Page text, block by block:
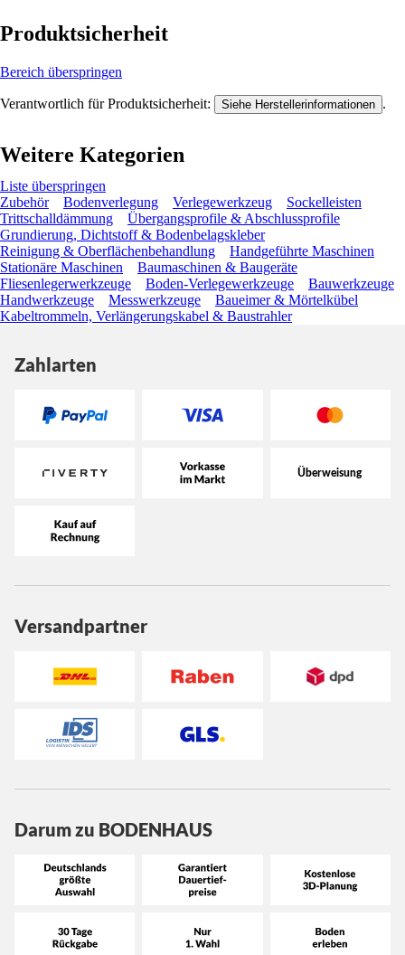
Produktsicherheit
Bereich überspringen
Verantwortlich für Produktsicherheit: Siehe Herstellerinformationen .
Weitere Kategorien
Liste überspringen
Zubehör
Bodenverlegung Verlegewerkzeug
Sockelleisten
Trittschalldämmung
Übergangsprofile & Abschlussprofile
Grundierung, Dichtstoff & Bodenbelagskleber
Reinigung & Oberflächenbehandlung
Handgeführte Maschinen
Stationäre Maschinen
Baumaschinen & Baugeräte
Fliesenlegerwerkzeuge
Boden-Verlegewerkzeuge
Bauwerkzeuge
Handwerkzeuge
Messwerkzeuge
Baueimer & Mörtelkübel
Kabeltrommeln, Verlängerungskabel & Baustrahler
Zahlarten
Versandpartner
Darum zu BODENHAUS